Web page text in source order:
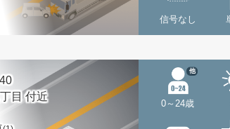
信号なし
目 付近
0～24歳
他